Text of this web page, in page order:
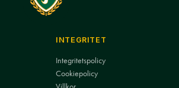
INTEGRITET
Integritetspolicy
Cookiepolicy